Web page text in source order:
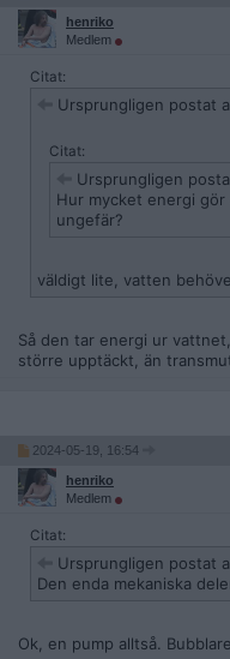
henriko
Medlem
Citat:
Ursprungligen postat
Citat:
Ursprungligen
Hur mycket energi
ungefär?
väldigt lite, vatten
Så den tar energi ur
större upptäckt, än
2024-05-19, 16:54
henriko
Medlem
Citat:
Ursprungligen postat
Den enda mekaniska
Ok, en pump alltså.